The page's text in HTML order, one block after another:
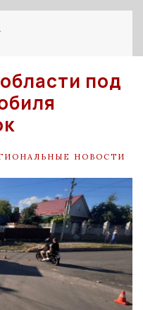
под
НОВОСТИ